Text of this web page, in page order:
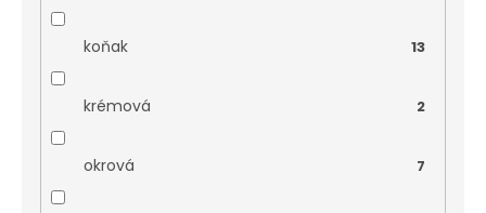
koňak 13
krémová 2
okrová 7